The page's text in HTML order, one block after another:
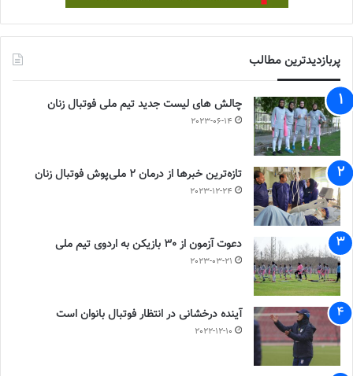
پربازدیدترین مطالب
چالش هاى ليست جدید تيم ملى فوتبال زنان
2023-06-14
تازه‌ترین خبرها از درمان ۲ ملی‌پوش فوتبال زنان
2023-12-24
دعوت آزمون از 30 بازیکن به اردوی تیم ملی
2023-03-21
آینده درخشانی در انتظار فوتبال بانوان است
2022-12-10